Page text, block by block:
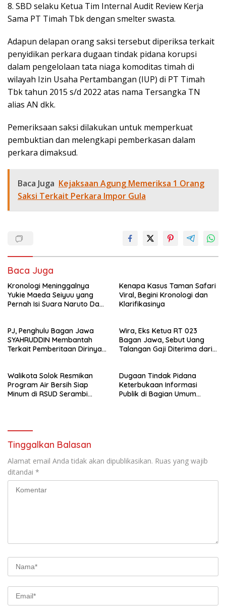
8. SBD selaku Ketua Tim Internal Audit Review Kerja
Sama PT Timah Tbk dengan smelter swasta.
Adapun delapan orang saksi tersebut diperiksa terkait
penyidikan perkara dugaan tindak pidana korupsi
dalam pengelolaan tata niaga komoditas timah di
wilayah Izin Usaha Pertambangan (IUP) di PT Timah
Tbk tahun 2015 s/d 2022 atas nama Tersangka TN
alias AN dkk.
Pemeriksaan saksi dilakukan untuk memperkuat
pembuktian dan melengkapi pemberkasan dalam
perkara dimaksud.
Baca Juga Kejaksaan Agung Memeriksa 1 Orang
Saksi Terkait Perkara Impor Gula
Baca Juga
Kronologi Meninggalnya
Yukie Maeda Seiyuu yang
Pernah Isi Suara Naruto Dan
Kenapa Kasus Taman Safari
Viral, Begini Kronologi dan
Klarifikasinya
PJ, Penghulu Bagan Jawa
SYAHRUDDIN Membantah
Terkait Pemberitaan Dirinya
Wira, Eks Ketua RT 023
Bagan Jawa, Sebut Uang
Talangan Gaji Diterima dari
Walikota Solok Resmikan
Program Air Bersih Siap
Minum di RSUD Serambi
Dugaan Tindak Pidana
Keterbukaan Informasi
Publik di Bagian Umum
Tinggalkan Balasan
Alamat email Anda tidak akan dipublikasikan. Ruas yang wajib
ditandai *